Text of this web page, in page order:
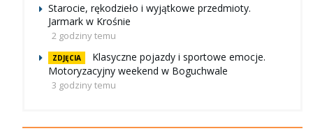
Starocie, rękodzieło i wyjątkowe przedmioty.
Jarmark w Krośnie
2 godziny temu
ZDJĘCIA
Klasyczne pojazdy i sportowe emocje.
Motoryzacyjny weekend w Boguchwale
3 godziny temu